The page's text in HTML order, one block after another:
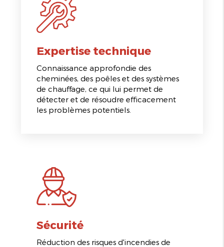
Expertise technique
Connaissance approfondie des
cheminées, des poêles et des systèmes
de chauffage, ce qui lui permet de
détecter et de résoudre efficacement
les problèmes potentiels.
Sécurité
Réduction des risques d'incendies de